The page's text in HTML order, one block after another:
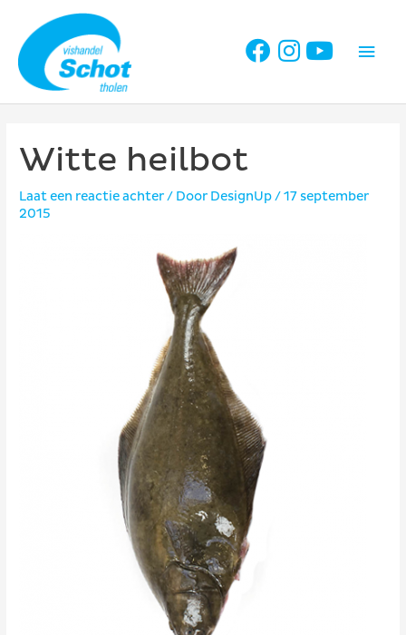
inhoud
Witte heilbot
Laat een reactie achter/ Door DesignUp/17 september
2015